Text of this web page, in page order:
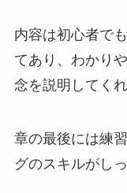
内容は初心者で
てあり、わかり
念を説明してく
章の最後には練
グのスキルがし